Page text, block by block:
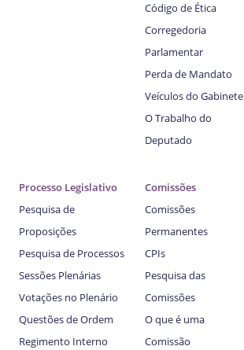
Código de Ética
Corregedoria
Parlamentar
Perda de Mandato
Veículos do Gabinete
O Trabalho do
Deputado
Processo Legislativo
Pesquisa de
Proposições
Pesquisa de Processos
Sessões Plenárias
Votações no Plenário
Questões de Ordem
Regimento Interno
Comissões
Comissões
Permanentes
CPIs
Pesquisa das
Comissões
O que é uma
Comissão